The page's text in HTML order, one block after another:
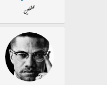
محفلین